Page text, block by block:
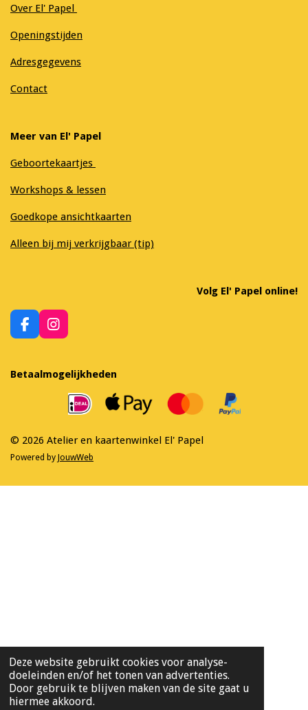
Deze website gebruikt cookies voor analyse-
doeleinden en/of het tonen van advertenties.
Door gebruik te blijven maken van de site gaat u
hiermee akkoord.
Over El' Papel
Openingstijden
Adresgegevens
Contact
Meer van El' Papel
Geboortekaartjes
Workshops & lessen
Goedkope ansichtkaarten
Alleen bij mij verkrijgbaar (tip)
Volg El' Papel online!
F
a
e
b
I
n
a
m
Betaalmogelijkheden
© 2026 Atelier en kaartenwinkel El' Papel
Powered by JouwWeb